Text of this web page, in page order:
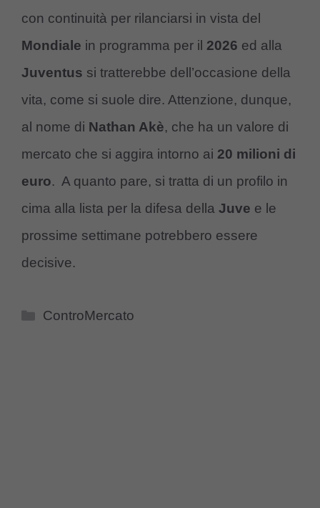
con continuità per rilanciarsi in vista del
Mondiale in programma per il 2026 ed alla
Juventus si tratterebbe dell’occasione della
vita, come si suole dire. Attenzione, dunque,
al nome di Nathan Akè, che ha un valore di
mercato che si aggira intorno ai 20 milioni di
euro. A quanto pare, si tratta di un profilo in
cima alla lista per la difesa della Juve e le
prossime settimane potrebbero essere
decisive.
Categorie
ControMercato